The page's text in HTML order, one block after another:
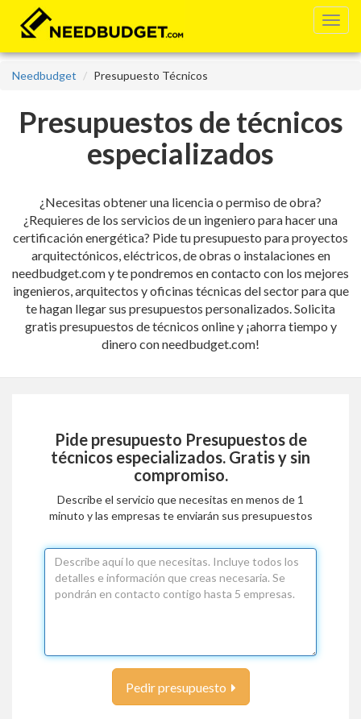
Needbudget Presupuesto Técnicos
Presupuestos de técnicos
especializados
¿Necesitas obtener una licencia o permiso de obra?
¿Requieres de los servicios de un ingeniero para hacer una
certificación energética? Pide tu presupuesto para proyectos
arquitectónicos, eléctricos, de obras o instalaciones en
needbudget.com y te pondremos en contacto con los mejores
ingenieros, arquitectos y oficinas técnicas del sector para que
te hagan llegar sus presupuestos personalizados. Solicita
gratis presupuestos de técnicos online y ¡ahorra tiempo y
dinero con needbudget.com!
Pide presupuesto Presupuestos de
técnicos especializados. Gratis y sin
compromiso.
Describe el servicio que necesitas en menos de 1
minuto y las empresas te enviarán sus presupuestos
Pedir presupuesto